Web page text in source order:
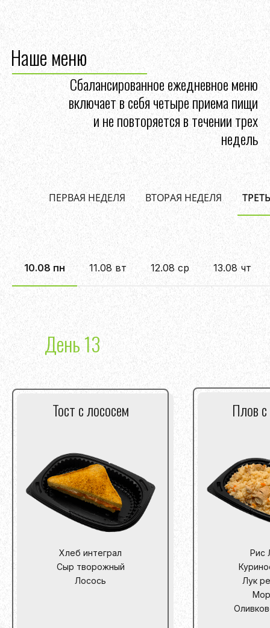
Наше меню
Сбалансированное ежедневное меню
включает в себя четыре приема пищи
и не повторяется в течении трех
недель
ПЕРВАЯ НЕДЕЛЯ ВТОРАЯ НЕДЕЛЯ
10.08 пн 11.08 вт 12.08 ср 13.08 чт
День 13
Плов
Рис
Лук
Хлеб интеграл
Сыр творожный
Лосось
Тост с лососем